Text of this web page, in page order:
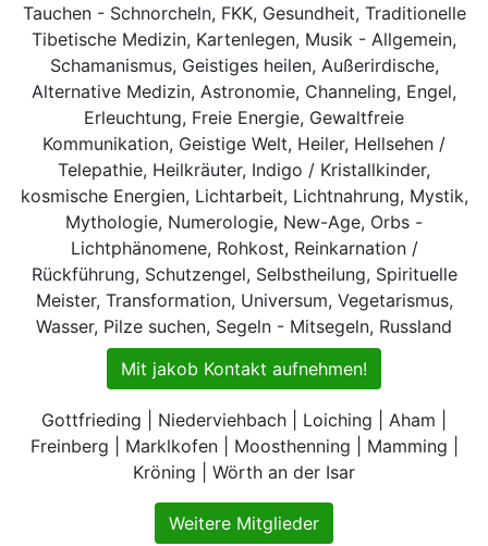
Tauchen - Schnorcheln, FKK, Gesundheit, Traditionelle
Tibetische Medizin, Kartenlegen, Musik - Allgemein,
Schamanismus, Geistiges heilen, Außerirdische,
Alternative Medizin, Astronomie, Channeling, Engel,
Erleuchtung, Freie Energie, Gewaltfreie
Kommunikation, Geistige Welt, Heiler, Hellsehen /
Telepathie, Heilkräuter, Indigo / Kristallkinder,
kosmische Energien, Lichtarbeit, Lichtnahrung, Mystik,
Mythologie, Numerologie, New-Age, Orbs -
Lichtphänomene, Rohkost, Reinkarnation /
Rückführung, Schutzengel, Selbstheilung, Spirituelle
Meister, Transformation, Universum, Vegetarismus,
Wasser, Pilze suchen, Segeln - Mitsegeln, Russland
Mit jakob Kontakt aufnehmen!
Gottfrieding | Niederviehbach | Loiching | Aham |
Freinberg | Marklkofen | Moosthenning | Mamming |
Kröning | Wörth an der Isar
Weitere Mitglieder